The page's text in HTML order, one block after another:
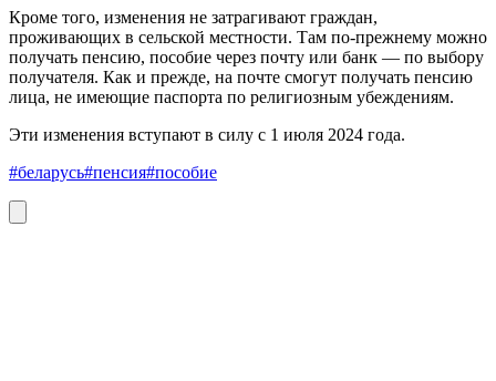
Кроме того, изменения не затрагивают граждан,
проживающих в сельской местности. Там по-прежнему можно
получать пенсию, пособие через почту или банк — по выбору
получателя. Как и прежде, на почте смогут получать пенсию
лица, не имеющие паспорта по религиозным убеждениям.
Эти изменения вступают в силу с 1 июля 2024 года.
#беларусь#пенсия#пособие